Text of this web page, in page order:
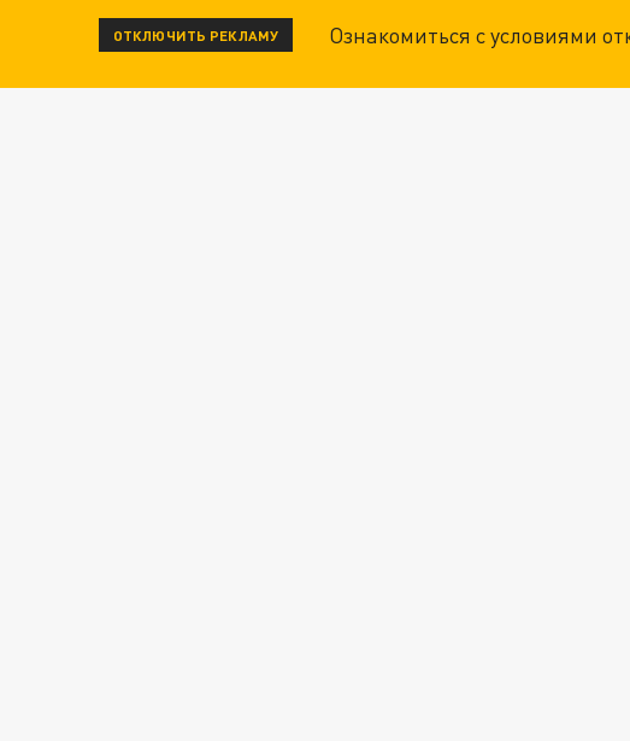
ОТКЛЮЧИТЬ РЕКЛАМУ Ознакомиться с условиями